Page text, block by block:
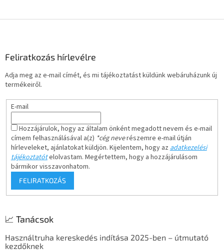
Feliratkozás hírlevélre
Adja meg az e-mail címét, és mi tájékoztatást küldünk webáruházunk új
termékeiről.
E-mail
Hozzájárulok, hogy az általam önként megadott nevem és e-mail
címem felhasználásával a(z) *cég neverészemre e-mail útján
hírleveleket, ajánlatokat küldjön. Kijelentem, hogy azadatkezelési
tájékoztatótelolvastam. Megértettem, hogy a hozzájárulásom
bármikor visszavonhatom.
FELIRATKOZÁS
📈 Tanácsok
Használtruha kereskedés indítása 2025-ben – útmutató
kezdőknek